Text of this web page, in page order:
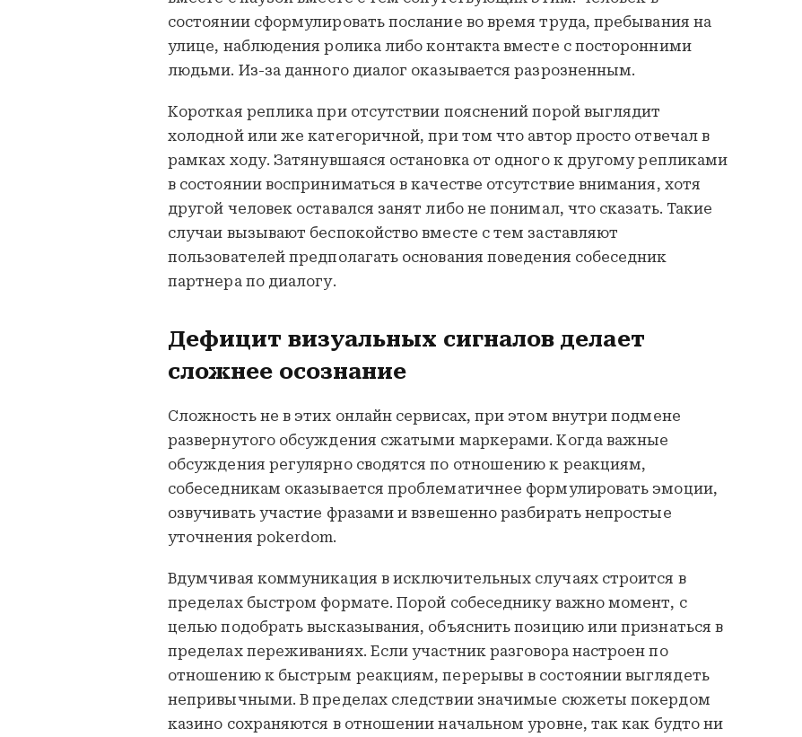
состоянии сформулировать послание во время труда, пребывания на
улице, наблюдения ролика либо контакта вместе с посторонними
людьми. Из-за данного диалог оказывается разрозненным.
Короткая реплика при отсутствии пояснений порой выглядит
холодной или же категоричной, при том что автор просто отвечал в
рамках ходу. Затянувшаяся остановка от одного к другому репликами
в состоянии восприниматься в качестве отсутствие внимания, хотя
другой человек оставался занят либо не понимал, что сказать. Такие
случаи вызывают беспокойство вместе с тем заставляют
пользователей предполагать основания поведения собеседник
партнера по диалогу.
Дефицит визуальных сигналов делает
сложнее осознание
Сложность не в этих онлайн сервисах, при этом внутри подмене
развернутого обсуждения сжатыми маркерами. Когда важные
обсуждения регулярно сводятся по отношению к реакциям,
собеседникам оказывается проблематичнее формулировать эмоции,
озвучивать участие фразами и взвешенно разбирать непростые
уточнения pokerdom.
Вдумчивая коммуникация в исключительных случаях строится в
пределах быстром формате. Порой собеседнику важно момент, с
целью подобрать высказывания, объяснить позицию или признаться в
пределах переживаниях. Если участник разговора настроен по
отношению к быстрым реакциям, перерывы в состоянии выглядеть
непривычными. В пределах следствии значимые сюжеты покердом
казино сохраняются в отношении начальном уровне, так как будто ни